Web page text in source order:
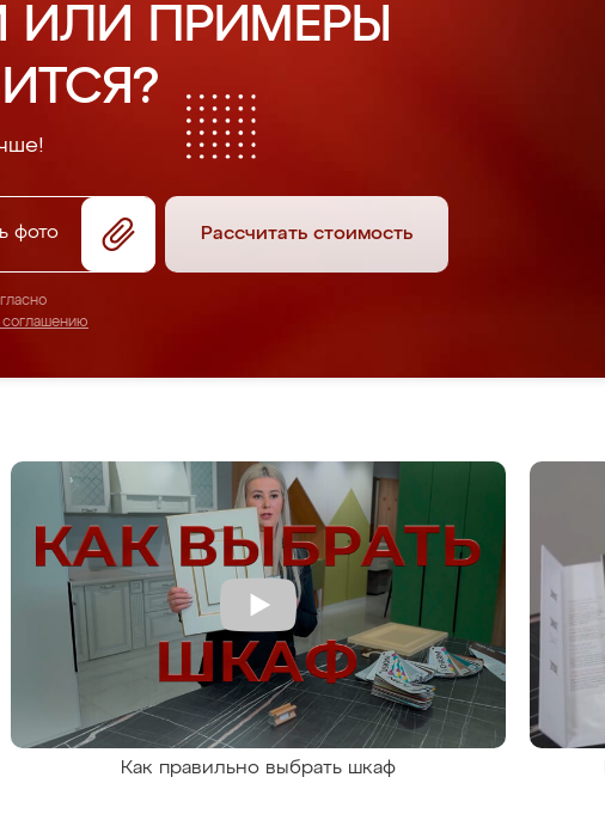
ИЛИ ПРИМЕРЫ
фото Рассчитать стоимость
соглашению
Как правильно выбрать шкаф